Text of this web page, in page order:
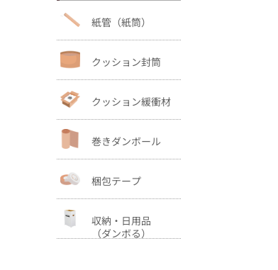
紙管（紙筒）
クッション封筒
クッション緩衝材
巻きダンボール
梱包テープ
収納・日用品
（ダンボる）